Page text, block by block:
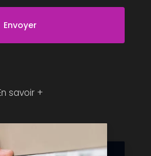
savoir +